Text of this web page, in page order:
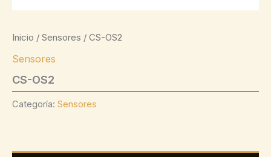
Inicio / Sensores / CS-OS2
Sensores
CS-OS2
Categoría: Sensores